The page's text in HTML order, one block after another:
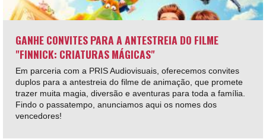
GANHE CONVITES PARA A ANTESTREIA DO FILME
"FINNICK: CRIATURAS MÁGICAS"
Em parceria com a PRIS Audiovisuais, oferecemos convites
duplos para a antestreia do filme de animação, que promete
trazer muita magia, diversão e aventuras para toda a família.
Findo o passatempo, anunciamos aqui os nomes dos
vencedores!